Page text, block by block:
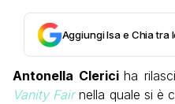
Aggiungi Isa e Chia tra
Antonella Clericiha
Vanity Fairnella quale si è